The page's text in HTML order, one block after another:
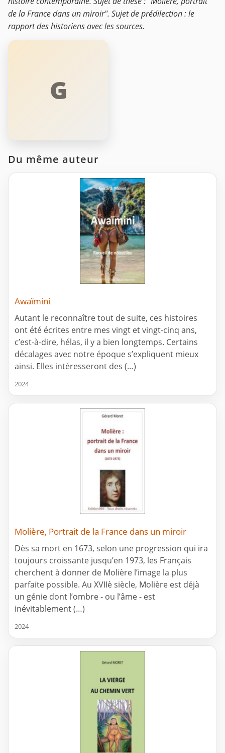
de la France dans un miroir". Sujet de prédilection : le
rapport des historiens avec les sources.
G
Du même auteur
Awaïmini
Autant le reconnaître tout de suite, ces histoires
ont été écrites entre mes vingt et vingt-cinq ans,
c’est-à-dire, hélas, il y a bien longtemps. Certains
décalages avec notre époque s’expliquent mieux
ainsi. Elles intéresseront des (…)
2024
Molière, Portrait de la France dans un miroir
Dès sa mort en 1673, selon une progression qui ira
toujours croissante jusqu’en 1973, les Français
cherchent à donner de Molière l’image la plus
parfaite possible. Au XVIIè siècle, Molière est déjà
un génie dont l’ombre - ou l’âme - est
inévitablement (…)
2024